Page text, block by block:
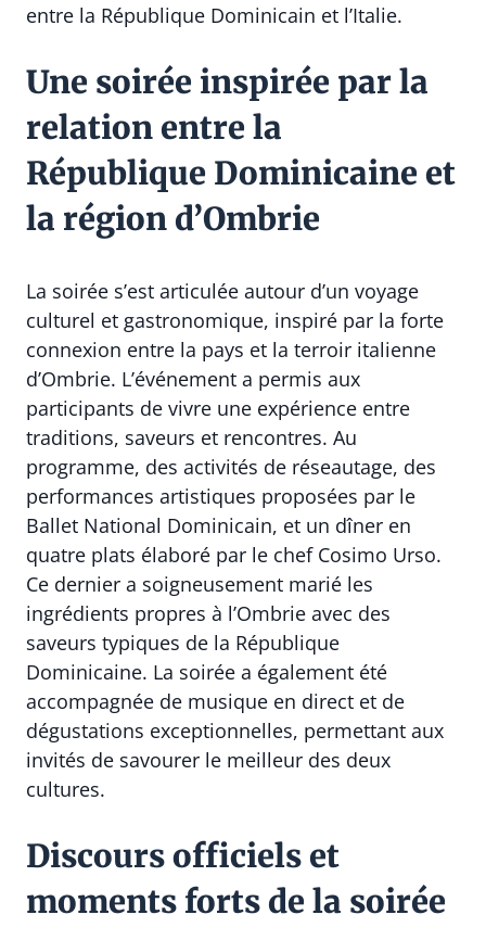
entre la République Dominicain et l’Italie.
Une soirée inspirée par la
relation entre la
République Dominicaine et
la région d’Ombrie
La soirée s’est articulée autour d’un voyage
culturel et gastronomique, inspiré par la forte
connexion entre la pays et la terroir italienne
d’Ombrie. L’événement a permis aux
participants de vivre une expérience entre
traditions, saveurs et rencontres. Au
programme, des activités de réseautage, des
performances artistiques proposées par le
Ballet National Dominicain, et un dîner en
quatre plats élaboré par le chef Cosimo Urso.
Ce dernier a soigneusement marié les
ingrédients propres à l’Ombrie avec des
saveurs typiques de la République
Dominicaine. La soirée a également été
accompagnée de musique en direct et de
dégustations exceptionnelles, permettant aux
invités de savourer le meilleur des deux
cultures.
Discours officiels et
moments forts de la soirée